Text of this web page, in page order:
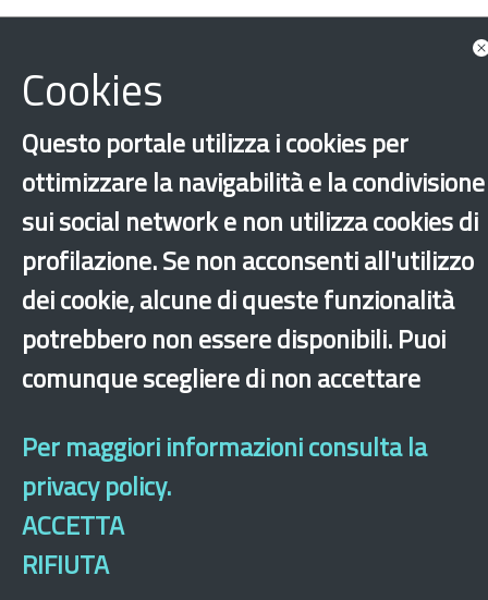
Visualizza le altre edizioni
2011 2012 2013 2014 2015 2017
2019
2020 2021 2022 2023 2024
2025
Cookies
Questo portale utilizza i cookies per
ottimizzare la navigabilità e la condivisione
sui social network e non utilizza cookies di
profilazione. Se non acconsenti all'utilizzo
dei cookie, alcune di queste funzionalità
potrebbero non essere disponibili. Puoi
comunque scegliere di non accettare
Per maggiori informazioni consulta la
privacy policy.
ACCETTA
RIFIUTA
Dichiarazione di accessibilità Mappa del sito Legal & Privacy
Contatti